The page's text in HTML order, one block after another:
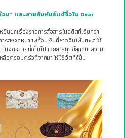
วน” และสายสัมพันธ์แต้จิ๋วใน Dear
บยกเรื่องราวการสื่อสารในอดีตที่เรียกว่า
ส่งจดหมายพร้อมเงินที่ชาวจีนโพ้นทะเลใช้
นจดหมายที่เต็มไปด้วยสารทุกข์สุกดิบ ความ
ลือครอบครัวที่จากมาให้มีชีวิตที่ดีขึ้น